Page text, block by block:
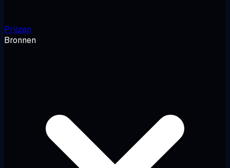
Prijzen
Bronnen